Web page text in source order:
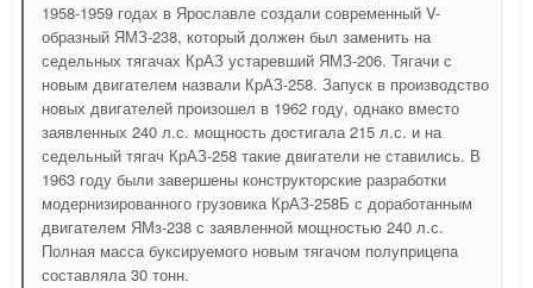
1958-1959 годах в Ярославле создали современный V-
образный ЯМЗ-238, который должен был заменить на
седельных тягачах КрАЗ устаревший ЯМЗ-206. Тягачи с
новым двигателем назвали КрАЗ-258. Запуск в производство
новых двигателей произошел в 1962 году, однако вместо
заявленных 240 л.с. мощность достигала 215 л.с. и на
седельный тягач КрАЗ-258 такие двигатели не ставились. В
1963 году были завершены конструкторские разработки
модернизированного грузовика КрАЗ-258Б с доработанным
двигателем ЯМз-238 с заявленной мощностью 240 л.с.
Полная масса буксируемого новым тягачом полуприцепа
составляла 30 тонн.